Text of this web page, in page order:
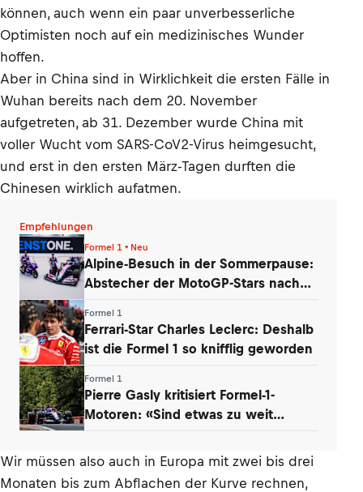
können, auch wenn ein paar unverbesserliche
Optimisten noch auf ein medizinisches Wunder
hoffen.
Aber in China sind in Wirklichkeit die ersten Fälle in
Wuhan bereits nach dem 20. November
aufgetreten, ab 31. Dezember wurde China mit
voller Wucht vom SARS-CoV2-Virus heimgesucht,
und erst in den ersten März-Tagen durften die
Chinesen wirklich aufatmen.
Empfehlungen
Formel 1 • Neu
Alpine-Besuch in der Sommerpause:
Abstecher der MotoGP-Stars nach
Formel 1
Ferrari-Star Charles Leclerc: Deshalb
ist die Formel 1 so knifflig geworden
Formel 1
Pierre Gasly kritisiert Formel-1-
Motoren: «Sind etwas zu weit
Wir müssen also auch in Europa mit zwei bis drei
Monaten bis zum Abflachen der Kurve rechnen,